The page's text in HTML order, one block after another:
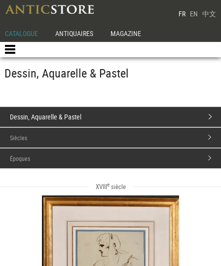
FR EN 中文
CATALOGUE ANTIQUAIRES MAGAZINE
Dessin, Aquarelle & Pastel
Dessin, Aquarelle & Pastel
Siècles
Époques
XVIIIesiècle